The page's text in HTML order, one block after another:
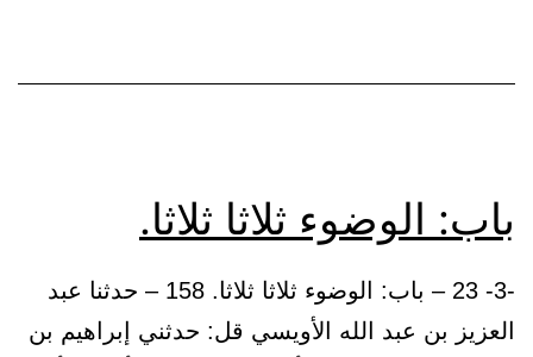
باب: الوضوء ثلاثا ثلاثا.
-3- 23 – باب: الوضوء ثلاثا ثلاثا. 158 – حدثنا عبد
العزيز بن عبد الله الأويسي قل: حدثني إبراهيم بن